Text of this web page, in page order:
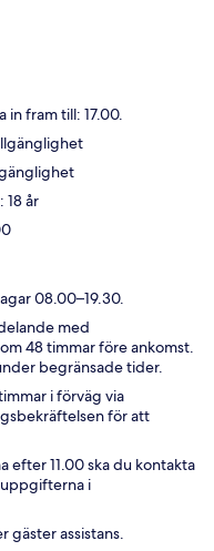
in fram till: 17.00.
18 år
08.00–19.30.
med
48 timmar före ankomst.
begränsade tider.
i förväg via
för att
efter 11.00 ska du kontakta
i
gäster assistans.